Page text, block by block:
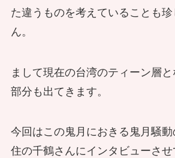
た違うものを考えていることも
ん。
まして現在の台湾のティーン層
部分も出てきます。
今回はこの鬼月におきる鬼月騒
住の千鶴さんにインタビューさ